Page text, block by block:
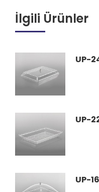
İlgili Ürünler
UP-
UP-
UP-16